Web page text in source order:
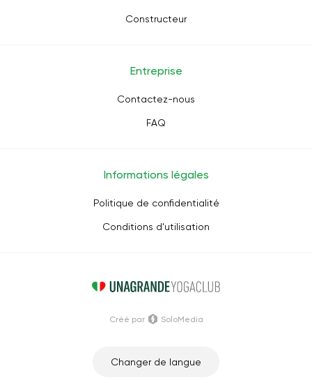
Constructeur
Entreprise
Contactez-nous
FAQ
Informations légales
Politique de confidentialité
Conditions d'utilisation
Changer de langue
Créé par SoloMedia